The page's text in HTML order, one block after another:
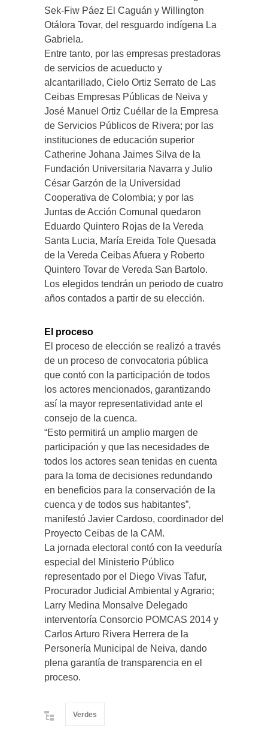
Sek-Fiw Páez El Caguán y Willington
Otálora Tovar, del resguardo indígena La
Gabriela.
Entre tanto, por las empresas prestadoras
de servicios de acueducto y
alcantarillado, Cielo Ortiz Serrato de Las
Ceibas Empresas Públicas de Neiva y
José Manuel Ortiz Cuéllar de la Empresa
de Servicios Públicos de Rivera; por las
instituciones de educación superior
Catherine Johana Jaimes Silva de la
Fundación Universitaria Navarra y Julio
César Garzón de la Universidad
Cooperativa de Colombia; y por las
Juntas de Acción Comunal quedaron
Eduardo Quintero Rojas de la Vereda
Santa Lucia, María Ereida Tole Quesada
de la Vereda Ceibas Afuera y Roberto
Quintero Tovar de Vereda San Bartolo.
Los elegidos tendrán un periodo de cuatro
años contados a partir de su elección.
El proceso
El proceso de elección se realizó a través
de un proceso de convocatoria pública
que contó con la participación de todos
los actores mencionados, garantizando
así la mayor representatividad ante el
consejo de la cuenca.
“Esto permitirá un amplio margen de
participación y que las necesidades de
todos los actores sean tenidas en cuenta
para la toma de decisiones redundando
en beneficios para la conservación de la
cuenca y de todos sus habitantes”,
manifestó Javier Cardoso, coordinador del
Proyecto Ceibas de la CAM.
La jornada electoral contó con la veeduría
especial del Ministerio Público
representado por el Diego Vivas Tafur,
Procurador Judicial Ambiental y Agrario;
Larry Medina Monsalve Delegado
interventoría Consorcio POMCAS 2014 y
Carlos Arturo Rivera Herrera de la
Personería Municipal de Neiva, dando
plena garantía de transparencia en el
proceso.
Verdes